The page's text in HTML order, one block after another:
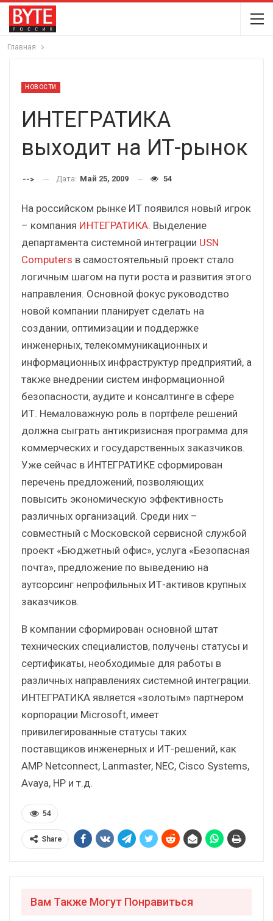
Главная
НОВОСТИ
ИНТЕГРАТИКА
выходит на ИТ-рынок
--> Дата: Май 25, 2009 54
На российском рынке ИТ появился новый игрок
– компания ИНТЕГРАТИКА. Выделение
департамента системной интеграции USN
Computers в самостоятельный проект стало
логичным шагом на пути роста и развития этого
направления. Основной фокус руководство
новой компании планирует сделать на
создании, оптимизации и поддержке
инженерных, телекоммуникационных и
информационных инфраструктур предприятий, а
также внедрении систем информационной
безопасности, аудите и консалтинге в сфере
ИТ. Немаловажную роль в портфеле решений
должна сыграть антикризисная программа для
коммерческих и государственных заказчиков.
Уже сейчас в ИНТЕГРАТИКЕ сформирован
перечень предложений, позволяющих
повысить экономическую эффективность
различных организаций. Среди них –
совместный с Московской сервисной службой
проект «Бюджетный офис», услуга «Безопасная
почта», предложение по выведению на
аутсорсинг непрофильных ИТ-активов крупных
заказчиков.
В компании сформирован основной штат
технических специалистов, получены статусы и
сертификаты, необходимые для работы в
различных направлениях системной интеграции.
ИНТЕГРАТИКА является «золотым» партнером
корпорации Microsoft, имеет
привилегированные статусы таких
поставщиков инженерных и ИТ-решений, как
AMP Netconnect, Lanmaster, NEC, Cisco Systems,
Avaya, HP и т.д.
54
Share
Вам Также Могут Понравиться